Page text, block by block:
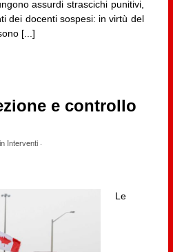
assurdi strascichi punitivi,
dei docenti sospesi: in virtù del
[...]
e controllo
Interventi·
Le